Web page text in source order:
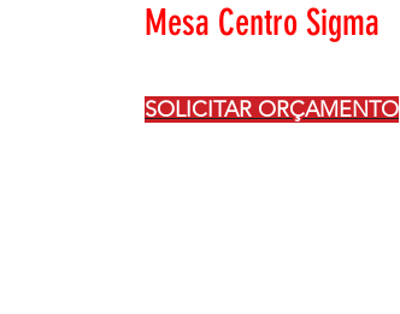
Mesa Centro Sigma
SOLICITAR ORÇAMENTO